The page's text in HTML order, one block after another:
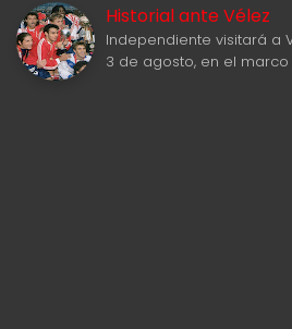
Historial ante Vélez
Independiente visitará a
3 de agosto, en el marco